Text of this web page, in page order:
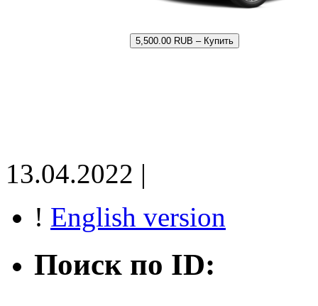
5,500.00 RUB – Купить
13.04.2022 |
! English version
Поиск по ID: